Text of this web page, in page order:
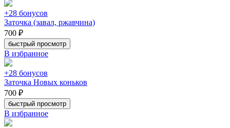
+28 бонусов
Заточка (завал, ржавчина)
700 ₽
быстрый просмотр
В избранное
+28 бонусов
Заточка Новых коньков
700 ₽
быстрый просмотр
В избранное